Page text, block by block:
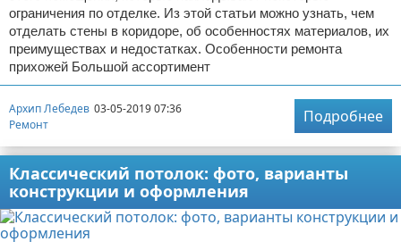
ограничения по отделке. Из этой статьи можно узнать, чем
отделать стены в коридоре, об особенностях материалов, их
преимуществах и недостатках. Особенности ремонта
прихожей Большой ассортимент
Архип Лебедев 03-05-2019 07:36
Ремонт
Подробнее
Классический потолок: фото, варианты
конструкции и оформления